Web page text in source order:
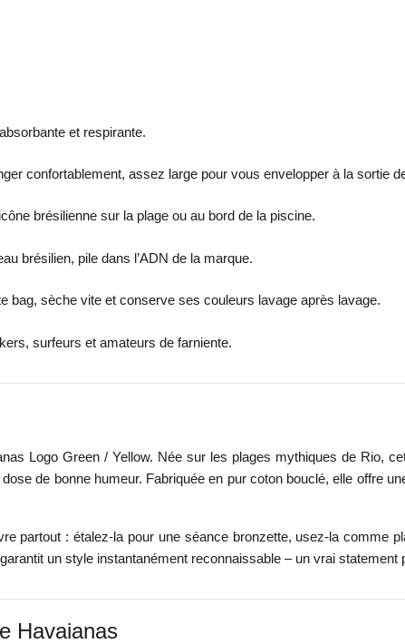
et respirante.
confortablement, assez large pour vous envelopper à la sortie
brésilienne sur la plage ou au bord de la piscine.
brésilien, pile dans l’ADN de la marque.
bag, sèche vite et conserve ses couleurs lavage après lavage.
surfeurs et amateurs de farniente.
Logo Green / Yellow. Née sur les plages mythiques de Rio,
de bonne humeur. Fabriquée en pur coton bouclé, elle offre
partout : étalez-la pour une séance bronzette, usez-la comme
un style instantanément reconnaissable – un vrai statement
Havaianas